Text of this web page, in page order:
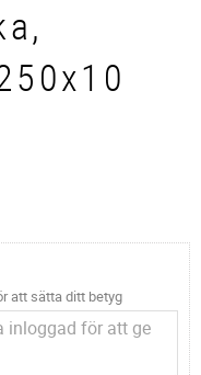
att sätta ditt betyg